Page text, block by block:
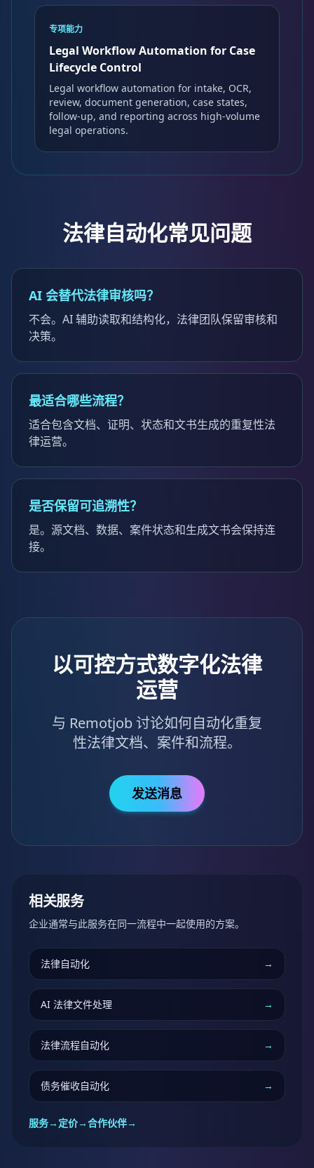
专项能力
Legal Workflow Automation for Case
Lifecycle Control
Legal workflow automation for intake, OCR,
review, document generation, case states,
follow-up, and reporting across high-volume
legal operations.
法律自动化常见问题
AI 会替代法律审核吗？
不会。AI 辅助读取和结构化，法律团队保留审核和
决策。
最适合哪些流程？
适合包含文档、证明、状态和文书生成的重复性法
律运营。
是否保留可追溯性？
是。源文档、数据、案件状态和生成文书会保持连
接。
以可控方式数字化法律
运营
与 Remotjob 讨论如何自动化重复
性法律文档、案件和流程。
发送消息
相关服务
企业通常与此服务在同一流程中一起使用的方案。
法律自动化 →
AI 法律文件处理 →
法律流程自动化 →
债务催收自动化 →
服务→ 定价→合作伙伴→